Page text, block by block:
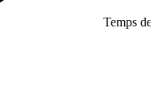
Temps de